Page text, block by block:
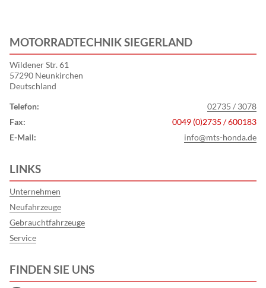
MOTORRADTECHNIK SIEGERLAND
Wildener Str. 61
57290 Neunkirchen
Deutschland
Telefon:
02735 / 3078
Fax:
0049 (0)2735 / 600183
E-Mail:
info@mts-honda.de
LINKS
Unternehmen
Neufahrzeuge
Gebrauchtfahrzeuge
Service
FINDEN SIE UNS